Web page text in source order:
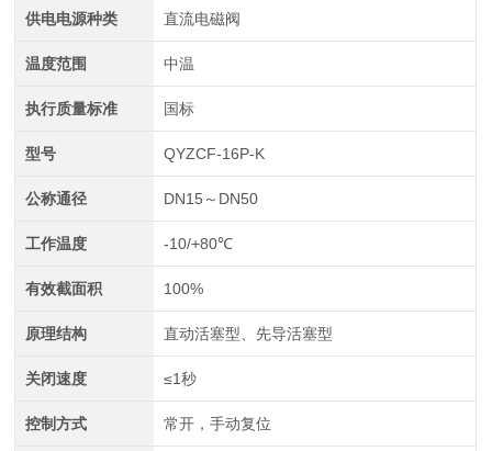
供电电源种类 直流电磁阀
温度范围 中温
执行质量标准 国标
型号 QYZCF-16P-K
公称通径 DN15～DN50
工作温度 -10/+80℃
有效截面积 100%
原理结构 直动活塞型、先导活塞型
关闭速度 ≤1秒
控制方式 常开，手动复位